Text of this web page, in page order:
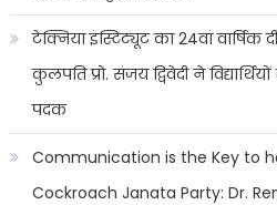
टेक्निया इंस्टिट्यूट का 24वां वार्षिक
कुलपति प्रो. संजय द्विवेदी ने
पदक
Communication is the Key to
Cockroach Janata Party: Dr.